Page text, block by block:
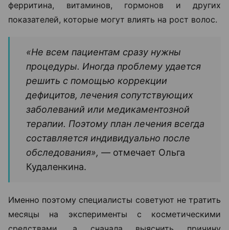
ферритина, витаминов, гормонов и других
показателей, которые могут влиять на рост волос.
«Не всем пациентам сразу нужны
процедуры. Иногда проблему удается
решить с помощью коррекции
дефицитов, лечения сопутствующих
заболеваний или медикаментозной
терапии. Поэтому план лечения всегда
составляется индивидуально после
обследования», — отмечает Ольга
Кудаленкина.
Именно поэтому специалисты советуют не тратить
месяцы на эксперименты с косметическими